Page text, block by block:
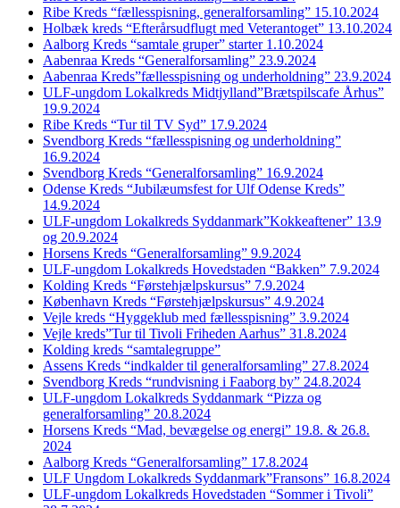
Ribe Kreds “fællesspisning, generalforsamling” 15.10.2024
Holbæk kreds “Efterårsudflugt med Veterantoget” 13.10.2024
Aalborg Kreds “samtale gruper” starter 1.10.2024
Aabenraa Kreds “Generalforsamling” 23.9.2024
Aabenraa Kreds”fællesspisning og underholdning” 23.9.2024
ULF-ungdom Lokalkreds Midtjylland”Brætspilscafe Århus”
19.9.2024
Ribe Kreds “Tur til TV Syd” 17.9.2024
Svendborg Kreds “fællesspisning og underholdning”
16.9.2024
Svendborg Kreds “Generalforsamling” 16.9.2024
Odense Kreds “Jubilæumsfest for Ulf Odense Kreds”
14.9.2024
ULF-ungdom Lokalkreds Syddanmark”Kokkeaftener” 13.9
og 20.9.2024
Horsens Kreds “Generalforsamling” 9.9.2024
ULF-ungdom Lokalkreds Hovedstaden “Bakken” 7.9.2024
Kolding Kreds “Førstehjælpskursus” 7.9.2024
København Kreds “Førstehjælpskursus” 4.9.2024
Vejle kreds “Hyggeklub med fællesspisning” 3.9.2024
Vejle kreds”Tur til Tivoli Friheden Aarhus” 31.8.2024
Kolding kreds “samtalegruppe”
Assens Kreds “indkalder til generalforsamling” 27.8.2024
Svendborg Kreds “rundvisning i Faaborg by” 24.8.2024
ULF-ungdom Lokalkreds Syddanmark “Pizza og
generalforsamling” 20.8.2024
Horsens Kreds “Mad, bevægelse og energi” 19.8. & 26.8.
2024
Aalborg Kreds “Generalforsamling” 17.8.2024
ULF Ungdom Lokalkreds Syddanmark”Fransons” 16.8.2024
ULF-ungdom Lokalkreds Hovedstaden “Sommer i Tivoli”